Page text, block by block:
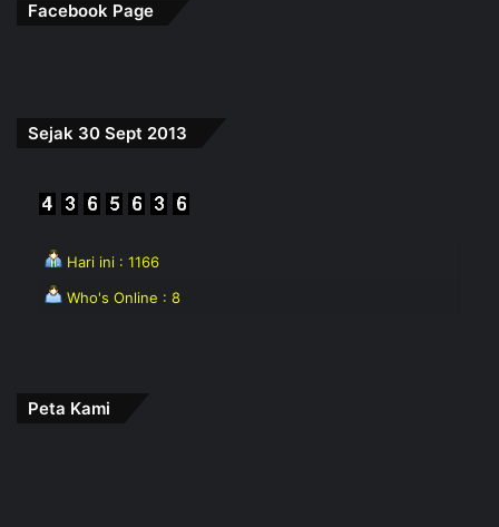
Facebook Page
Sejak 30 Sept 2013
Hari ini : 1166
Who's Online : 8
Peta Kami